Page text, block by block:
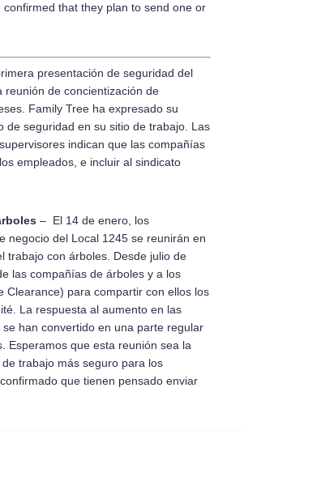
that they plan to send one or
presentación de seguridad del
reunión de concientización de
Family Tree ha expresado su
de seguridad en su sitio de trabajo. Las
indican que las compañías
empleados, e incluir al sindicato
– El 14 de enero, los
negocio del Local 1245 se reunirán en
trabajo con árboles. Desde julio de
las compañías de árboles y a los
Clearance) para compartir con ellos los
La respuesta al aumento en las
han convertido en una parte regular
Esperamos que esta reunión sea la
trabajo más seguro para los
que tienen pensado enviar